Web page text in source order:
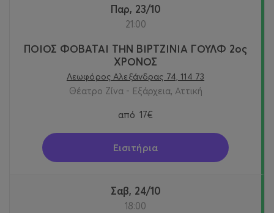
Παρ, 23/10
21:00
ΠΟΙΟΣ ΦΟΒΑΤΑΙ ΤΗΝ ΒΙΡΤΖΙΝΙΑ ΓΟΥΛΦ 2ος
ΧΡΟΝΟΣ
Λεωφόρος Αλεξάνδρας 74, 114 73
Θέατρο Ζίνα - Εξάρχεια, Αττική
από 17€
Εισιτήρια
Σαβ, 24/10
18:00